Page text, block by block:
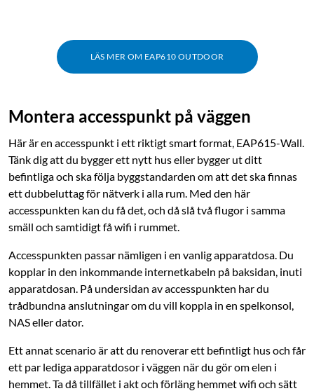
LÄS MER OM EAP610 OUTDOOR
Montera accesspunkt på väggen
Här är en accesspunkt i ett riktigt smart format, EAP615-Wall.
Tänk dig att du bygger ett nytt hus eller bygger ut ditt
befintliga och ska följa byggstandarden om att det ska finnas
ett dubbeluttag för nätverk i alla rum. Med den här
accesspunkten kan du få det, och då slå två flugor i samma
smäll och samtidigt få wifi i rummet.
Accesspunkten passar nämligen i en vanlig apparatdosa. Du
kopplar in den inkommande internetkabeln på baksidan, inuti
apparatdosan. På undersidan av accesspunkten har du
trådbundna anslutningar om du vill koppla in en spelkonsol,
NAS eller dator.
Ett annat scenario är att du renoverar ett befintligt hus och får
ett par lediga apparatdosor i väggen när du gör om elen i
hemmet. Ta då tillfället i akt och förläng hemmet wifi och sätt